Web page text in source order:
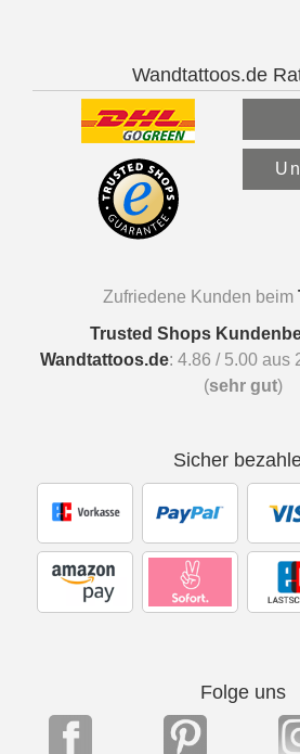
Wandtattoos.de
Zufriedene Kunden beim
Trusted Shops
Wandtattoos.de: 4.86 / 5.00 aus
(sehr gut)
Sicher
Folge uns